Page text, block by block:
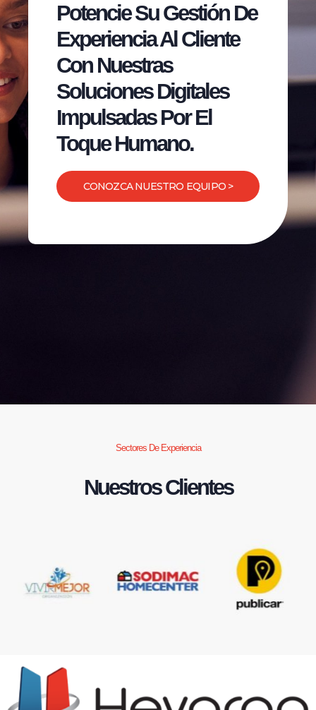
Potencie Su Gestión De
Experiencia Al Cliente
Con Nuestras
Soluciones Digitales
Impulsadas Por El
Toque Humano.
CONOZCA NUESTRO EQUIPO >
Sectores De Experiencia
Nuestros Clientes